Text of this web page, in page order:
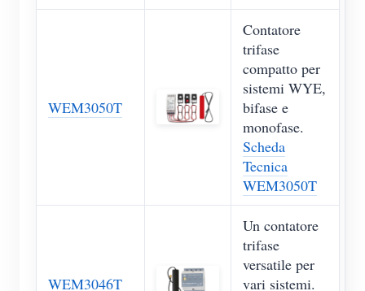
WEM3050T
Contatore
trifase
compatto per
sistemi WYE,
bifase e
monofase.
Scheda
Tecnica
WEM3050T
WEM3046T
Un contatore
trifase
versatile per
vari sistemi.